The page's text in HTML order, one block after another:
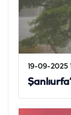
19-09-2025